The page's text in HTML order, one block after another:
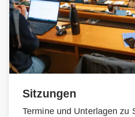
Sitzungen
Termine und Unterlagen zu